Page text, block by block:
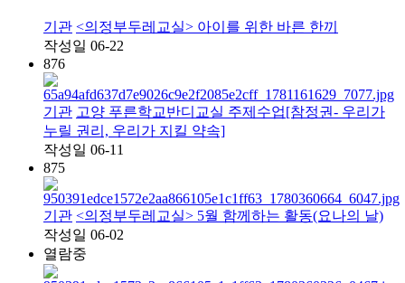
기관 <의정부두레교실> 아이를 위한 바른 한끼
작성일 06-22
876
기관 고양 푸른학교반디교실 주제수업[참정권- 우리가
누릴 권리, 우리가 지킬 약속]
작성일 06-11
875
기관 <의정부두레교실> 5월 함께하는 활동(요나의 날)
작성일 06-02
열람중